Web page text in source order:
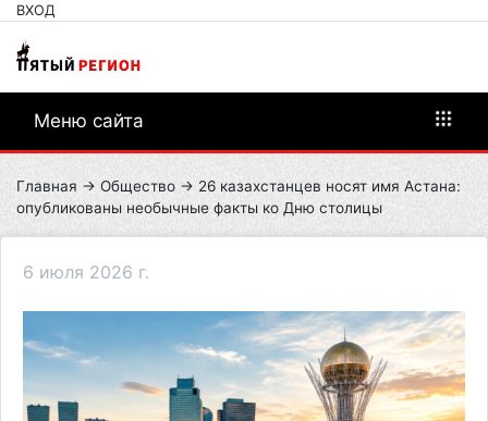
ВХОД
Меню сайта
Главная → Общество → 26 казахстанцев носят имя Астана:
опубликованы необычные факты ко Дню столицы
6 июля 2026 г.